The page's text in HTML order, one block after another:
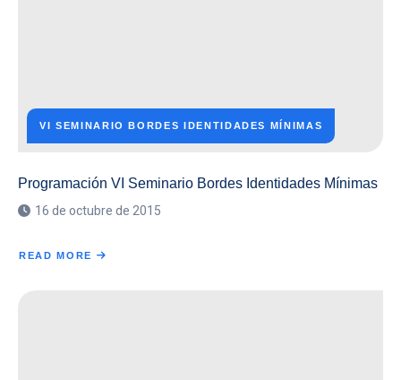
VI SEMINARIO BORDES IDENTIDADES MÍNIMAS
Programación VI Seminario Bordes Identidades Mínimas
16 de octubre de 2015
READ MORE
ABOUT